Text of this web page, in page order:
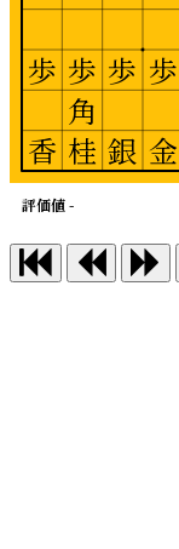
評価値 -
歩
金
歩
銀
歩
角
桂
歩
香